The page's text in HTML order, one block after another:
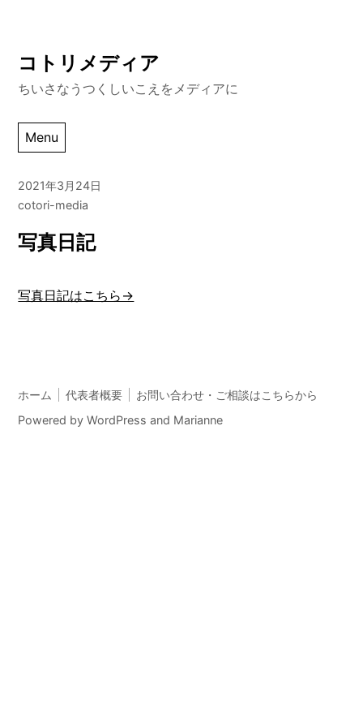
Skip
content
コトリメディア
ちいさなうつくしいこえをメディアに
Menu
2021年3月24日
cotori-media
写真日記
写真日記はこちら→
ホーム 代表者概要
お問い合わせ・ご相談はこちらから
Powered byWordPress and Marianne